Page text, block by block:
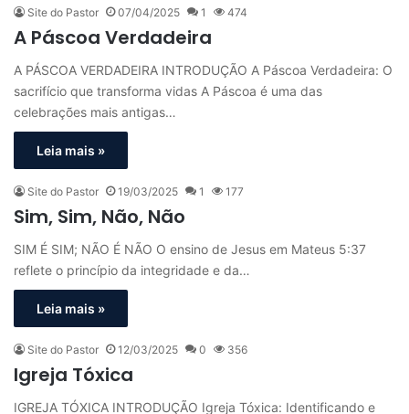
Site do Pastor 07/04/2025 1 474
A Páscoa Verdadeira
A PÁSCOA VERDADEIRA INTRODUÇÃO A Páscoa Verdadeira: O
sacrifício que transforma vidas A Páscoa é uma das
celebrações mais antigas…
Leia mais »
Site do Pastor 19/03/2025 1 177
Sim, Sim, Não, Não
SIM É SIM; NÃO É NÃO O ensino de Jesus em Mateus 5:37
reflete o princípio da integridade e da…
Leia mais »
Site do Pastor 12/03/2025 0 356
Igreja Tóxica
IGREJA TÓXICA INTRODUÇÃO Igreja Tóxica: Identificando e